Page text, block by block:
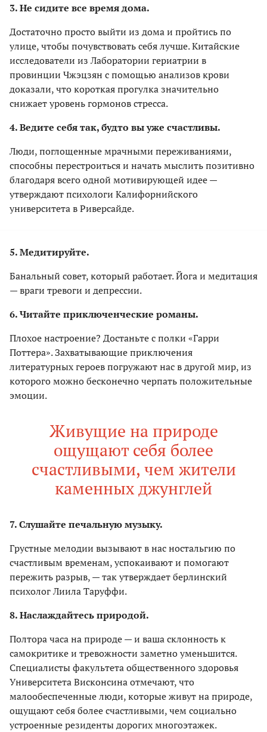
3. Не сидите все время дома.
Достаточно просто выйти из дома и пройтись по
улице, чтобы почувствовать себя лучше. Китайские
исследователи из Лаборатории гериатрии в
провинции Чжэцзян с помощью анализов крови
доказали, что короткая прогулка значительно
снижает уровень гормонов стресса.
4. Ведите себя так, будто вы уже счастливы.
Люди, поглощенные мрачными переживаниями,
способны перестроиться и начать мыслить позитивно
благодаря всего одной мотивирующей идее —
утверждают психологи Калифорнийского
университета в Риверсайде.
5. Медитируйте.
Банальный совет, который работает. Йога и медитация
— враги тревоги и депрессии.
6. Читайте приключенческие романы.
Плохое настроение? Достаньте с полки «Гарри
Поттера». Захватывающие приключения
литературных героев погружают нас в другой мир, из
которого можно бесконечно черпать положительные
эмоции.
Живущие на природе
ощущают себя более
счастливыми, чем жители
каменных джунглей
7. Слушайте печальную музыку.
Грустные мелодии вызывают в нас ностальгию по
счастливым временам, успокаивают и помогают
пережить разрыв, — так утверждает берлинский
психолог Лиила Таруффи.
8. Наслаждайтесь природой.
Полтора часа на природе — и ваша склонность к
самокритике и тревожности заметно уменьшится.
Специалисты факультета общественного здоровья
Университета Висконсина отмечают, что
малообеспеченные люди, которые живут на природе,
ощущают себя более счастливыми, чем социально
устроенные резиденты дорогих многоэтажек.